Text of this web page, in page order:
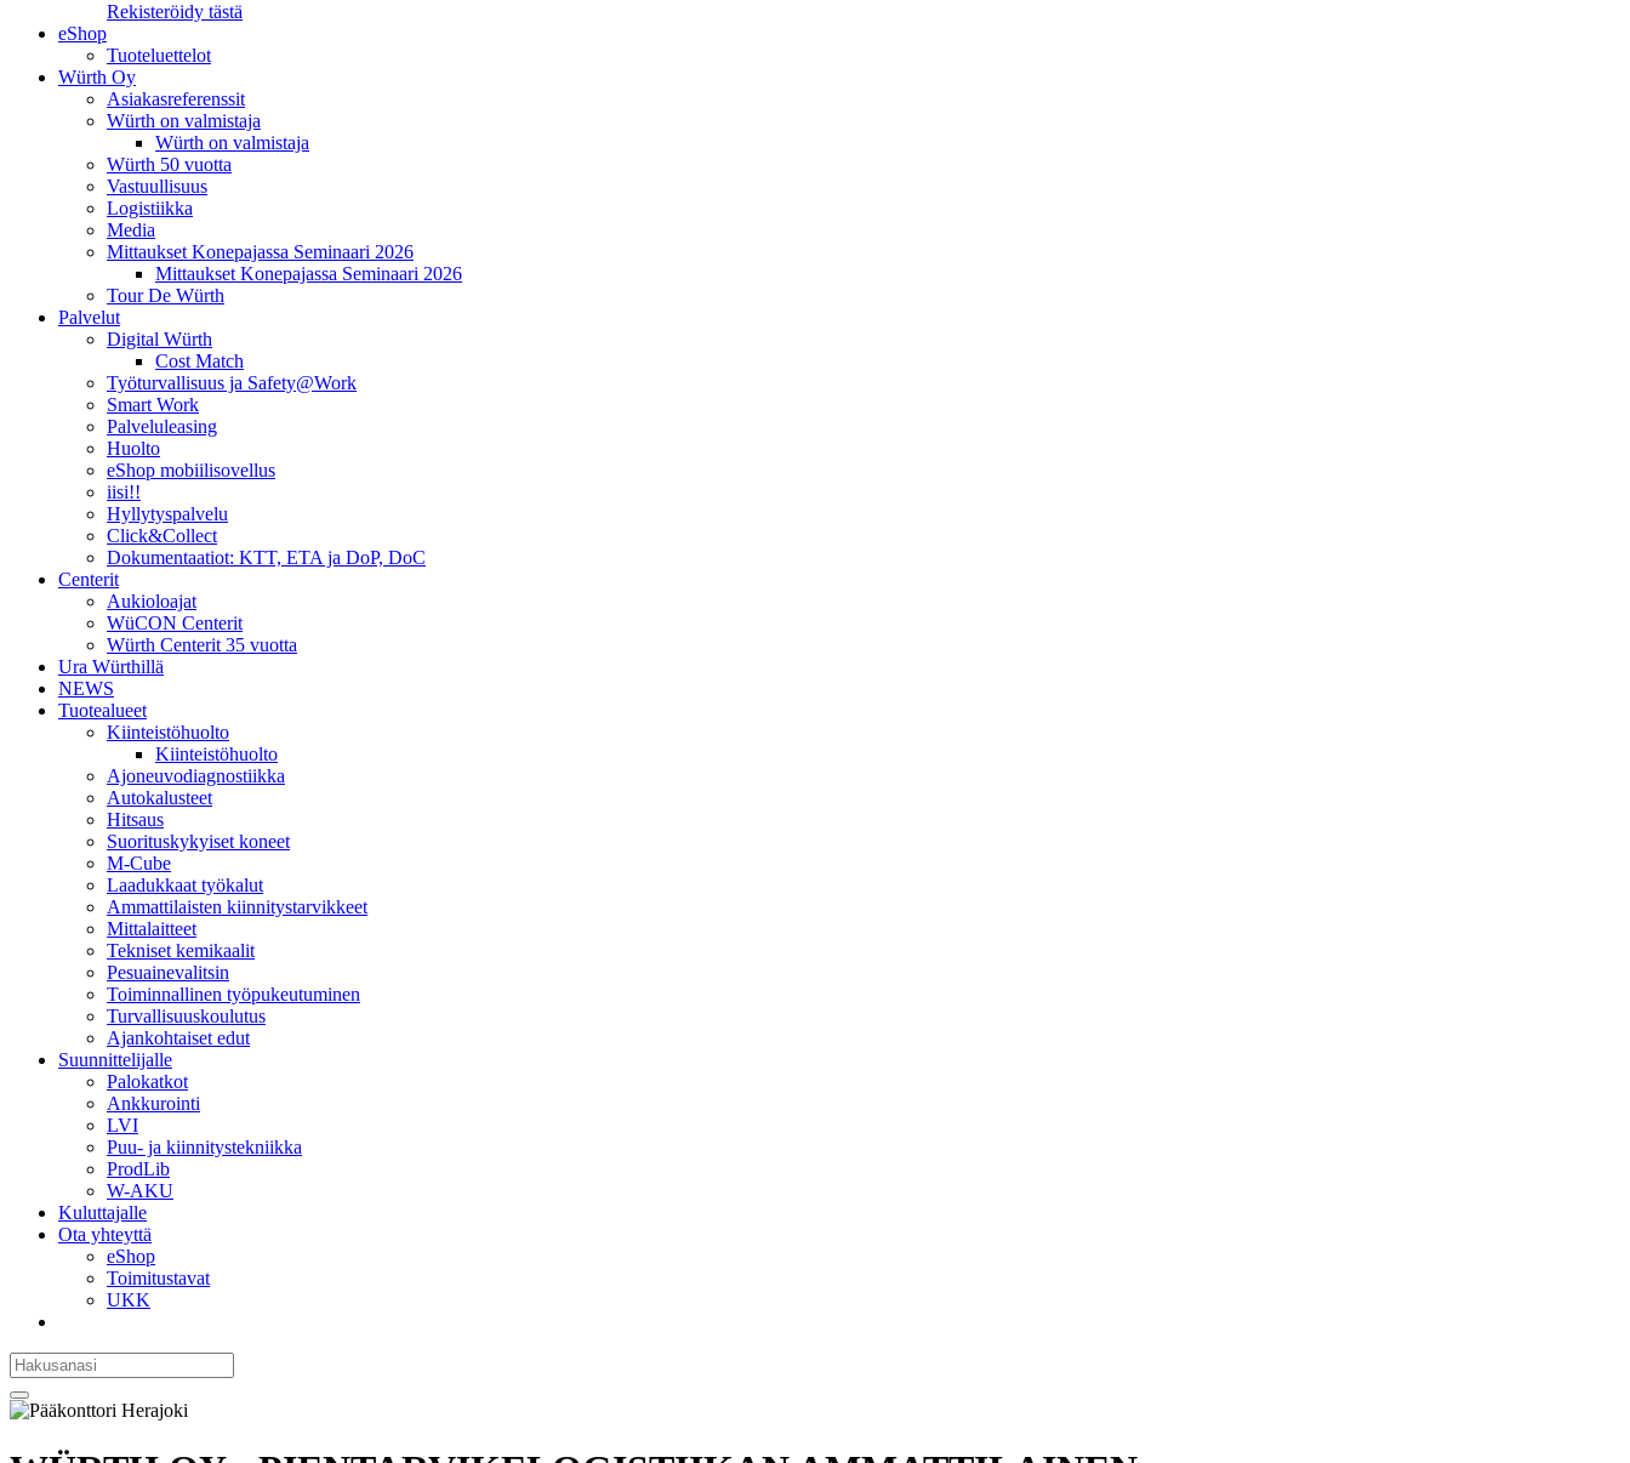
Rekisteröidy tästä
eShop
Tuoteluettelot
Würth Oy
Asiakasreferenssit
Würth on valmistaja
Würth on valmistaja
Würth 50 vuotta
Vastuullisuus
Logistiikka
Media
Mittaukset Konepajassa Seminaari 2026
Mittaukset Konepajassa Seminaari 2026
Tour De Würth
Palvelut
Digital Würth
Cost Match
Työturvallisuus ja Safety@Work
Smart Work
Palveluleasing
Huolto
eShop mobiilisovellus
iisi!!
Hyllytyspalvelu
Click&Collect
Dokumentaatiot: KTT, ETA ja DoP, DoC
Centerit
Aukioloajat
WüCON Centerit
Würth Centerit 35 vuotta
Ura Würthillä
NEWS
Tuotealueet
Kiinteistöhuolto
Kiinteistöhuolto
Ajoneuvodiagnostiikka
Autokalusteet
Hitsaus
Suorituskykyiset koneet
M-Cube
Laadukkaat työkalut
Ammattilaisten kiinnitystarvikkeet
Mittalaitteet
Tekniset kemikaalit
Pesuainevalitsin
Toiminnallinen työpukeutuminen
Turvallisuuskoulutus
Ajankohtaiset edut
Suunnittelijalle
Palokatkot
Ankkurointi
LVI
Puu- ja kiinnitystekniikka
ProdLib
W-AKU
Kuluttajalle
Ota yhteyttä
eShop
Toimitustavat
UKK